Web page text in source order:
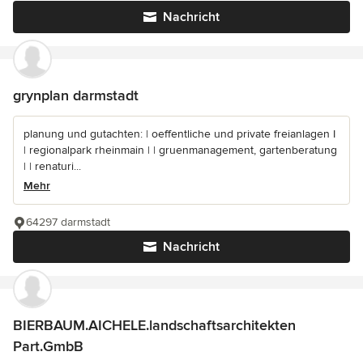
Nachricht
grynplan darmstadt
planung und gutachten: | oeffentliche und private freianlagen I
| regionalpark rheinmain | | gruenmanagement, gartenberatung
| | renaturi...
Mehr
Nachricht
64297 darmstadt
BIERBAUM.AICHELE.landschaftsarchitekten
Part.GmbB